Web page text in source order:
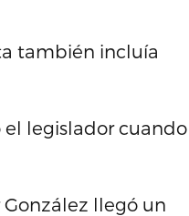
también incluía
el legislador cuando
llegó un